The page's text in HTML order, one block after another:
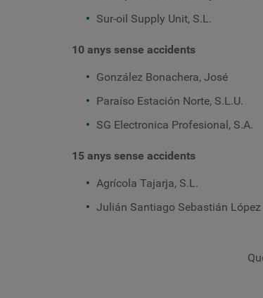
Sur-oil Supply Unit, S.L.
10 anys sense accidents
González Bonachera, José
Paraíso Estación Norte, S.L.U.
SG Electronica Profesional, S.A.
15 anys sense accidents
Agrícola Tajarja, S.L.
Julián Santiago Sebastián López